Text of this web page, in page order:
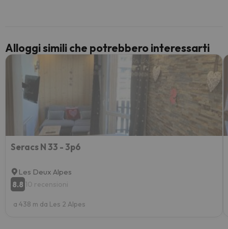
Alloggi simili che potrebbero interessarti
Seracs N 33 - 3p6
Les Deux Alpes
8.8 10 recensioni
a 438 m da Les 2 Alpes